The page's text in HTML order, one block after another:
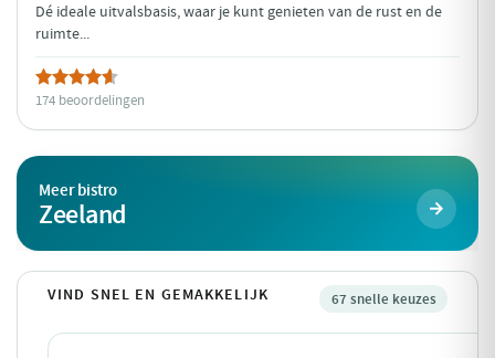
Dé ideale uitvalsbasis, waar je kunt genieten van de rust en de
ruimte...
174 beoordelingen
Meer bistro
Zeeland
VIND SNEL EN GEMAKKELIJK 67 snelle keuzes